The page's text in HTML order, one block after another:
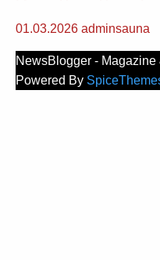
01.03.2026 adminsauna
NewsBlogger - Magazine
Powered By